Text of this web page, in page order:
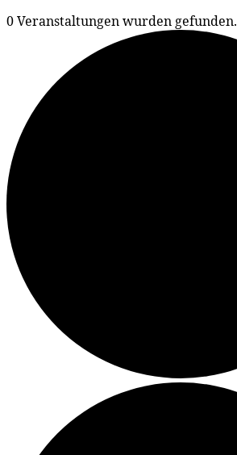
0 Veranstaltungen wurden gefunden.